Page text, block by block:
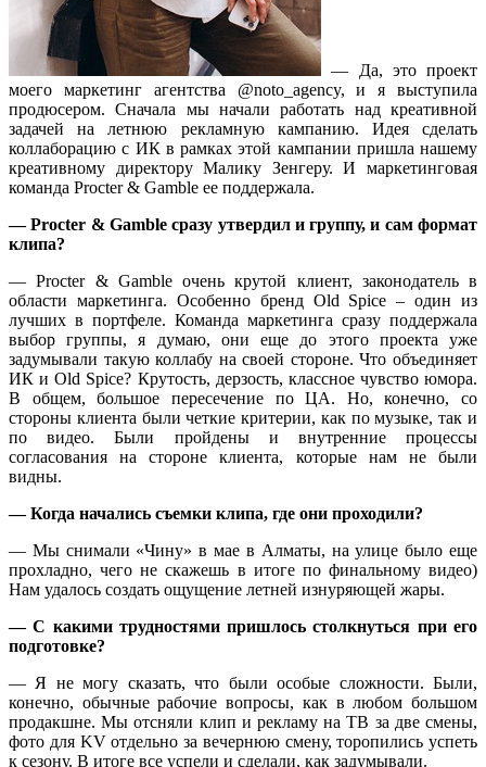
— Да, это проект
моего маркетинг агентства @noto_agency, и я выступила
продюсером. Сначала мы начали работать над креативной
задачей на летнюю рекламную кампанию. Идея сделать
коллаборацию с ИК в рамках этой кампании пришла нашему
креативному директору Малику Зенгеру. И маркетинговая
команда Procter & Gamble ее поддержала.
— Procter & Gamble сразу утвердил и группу, и сам формат
клипа?
— Procter & Gamble очень крутой клиент, законодатель в
области маркетинга. Особенно бренд Old Spice – один из
лучших в портфеле. Команда маркетинга сразу поддержала
выбор группы, я думаю, они еще до этого проекта уже
задумывали такую коллабу на своей стороне. Что объединяет
ИК и Old Spice? Крутость, дерзость, классное чувство юмора.
В общем, большое пересечение по ЦА. Но, конечно, со
стороны клиента были четкие критерии, как по музыке, так и
по видео. Были пройдены и внутренние процессы
согласования на стороне клиента, которые нам не были
видны.
— Когда начались съемки клипа, где они проходили?
— Мы снимали «Чину» в мае в Алматы, на улице было еще
прохладно, чего не скажешь в итоге по финальному видео)
Нам удалось создать ощущение летней изнуряющей жары.
— С какими трудностями пришлось столкнуться при его
подготовке?
— Я не могу сказать, что были особые сложности. Были,
конечно, обычные рабочие вопросы, как в любом большом
продакшне. Мы отсняли клип и рекламу на ТВ за две смены,
фото для KV отдельно за вечернюю смену, торопились успеть
к сезону. В итоге все успели и сделали, как задумывали.